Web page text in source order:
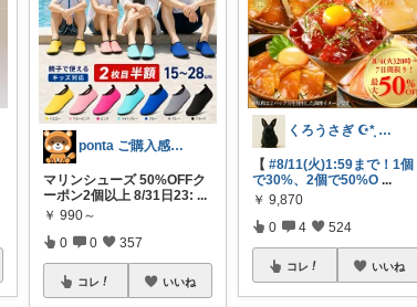
ponta ご購入感謝ですm(_ _)m
マリンシューズ 50%OFFク
ーポン2個以上 8/31日23: ...
￥ 990～
0 0 357
コレ いいね
くろうさぎ ☪*̣̩ 経由購入感謝💐
【#8/11(火)1:59まで！1個
で30%、2個で50%O ...
￥ 9,870
0 4 524
コレ いいね